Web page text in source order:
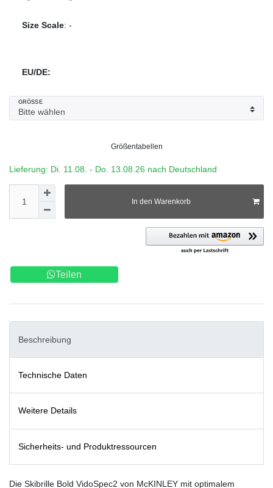
Size Scale: -
EU/DE:
GRÖSSE
Größentabellen
Lieferung: Di. 11.08. - Do. 13.08.26 nach Deutschland
In den Warenkorb
Teilen
Beschreibung
Technische Daten
Weitere Details
Sicherheits- und Produktressourcen
Die Skibrille Bold VidoSpec2 von McKINLEY mit optimalem